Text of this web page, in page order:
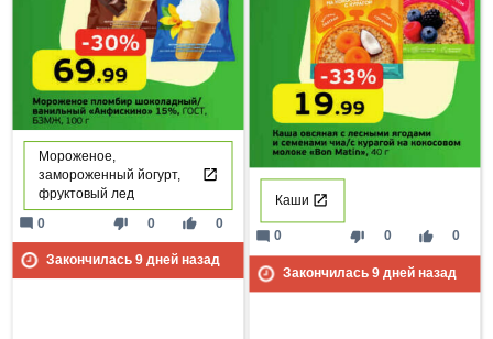
Мороженое,
замороженный йогурт,
фруктовый лед
thumb_down 0 thumb_up 0
mode_comment 0
Закончилась 9дней назад
Каши
thumb_down 0 thumb_up 0
mode_comment 0
Закончилась 9дней назад